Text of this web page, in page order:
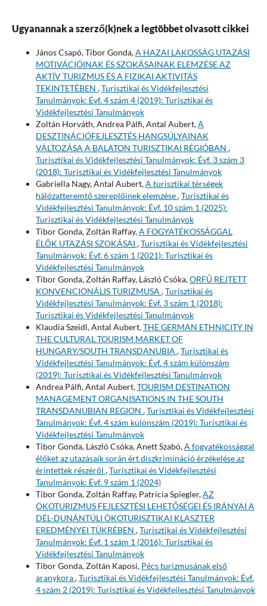
Ugyanannak a szerző(k)nek a legtöbbet olvasott cikkei
János Csapó, Tibor Gonda,A HAZAI LAKOSSÁG UTAZÁSI
MOTIVÁCIÓINAK ÉS SZOKÁSAINAK ELEMZÉSE AZ
AKTÍV TURIZMUS ÉS A FIZIKAI AKTIVITÁS
TEKINTETÉBEN ,Turisztikai és Vidékfejlesztési
Tanulmányok: Évf. 4 szám 4 (2019): Turisztikai és
Vidékfejlesztési Tanulmányok
Zoltán Horváth, Andrea Pálfi, Antal Aubert,A
DESZTINÁCIÓFEJLESZTÉS HANGSÚLYAINAK
VÁLTOZÁSA A BALATON TURISZTIKAI RÉGIÓBAN ,
Turisztikai és Vidékfejlesztési Tanulmányok: Évf. 3 szám 3
(2018): Turisztikai és Vidékfejlesztési Tanulmányok
Gabriella Nagy, Antal Aubert,A turisztikai térségek
hálózatteremtő szereplőinek elemzése,Turisztikai és
Vidékfejlesztési Tanulmányok: Évf. 10 szám 1 (2025):
Turisztikai és Vidékfejlesztési Tanulmányok
Tibor Gonda, Zoltán Raffay,A FOGYATÉKOSSÁGGAL
ÉLŐK UTAZÁSI SZOKÁSAI ,Turisztikai és Vidékfejlesztési
Tanulmányok: Évf. 6 szám 1 (2021): Turisztikai és
Vidékfejlesztési Tanulmányok
Tibor Gonda, Zoltán Raffay, László Csóka,ORFŰ REJTETT
KONVENCIONÁLIS TURIZMUSA,Turisztikai és
Vidékfejlesztési Tanulmányok: Évf. 3 szám 1 (2018):
Turisztikai és Vidékfejlesztési Tanulmányok
Klaudia Szeidl, Antal Aubert,THE GERMAN ETHNICITY IN
THE CULTURAL TOURISM MARKET OF
HUNGARY/SOUTH TRANSDANUBIA,Turisztikai és
Vidékfejlesztési Tanulmányok: Évf. 4 szám különszám
(2019): Turisztikai és Vidékfejlesztési Tanulmányok
Andrea Pálfi, Antal Aubert,TOURISM DESTINATION
MANAGEMENT ORGANISATIONS IN THE SOUTH
TRANSDANUBIAN REGION ,Turisztikai és Vidékfejlesztési
Tanulmányok: Évf. 4 szám különszám (2019): Turisztikai és
Vidékfejlesztési Tanulmányok
Tibor Gonda, László Csóka, Anett Szabó,A fogyatékossággal
élőket az utazásaik során ért diszkrimináció érzékelése az
érintettek részéről ,Turisztikai és Vidékfejlesztési
Tanulmányok: Évf. 9 szám 1 (2024)
Tibor Gonda, Zoltán Raffay, Patrícia Spiegler,AZ
ÖKOTURIZMUS FEJLESZTÉSI LEHETŐSÉGEI ÉS IRÁNYAI A
DÉL-DUNÁNTÚLI ÖKOTURISZTIKAI KLASZTER
EREDMÉNYEI TÜKRÉBEN ,Turisztikai és Vidékfejlesztési
Tanulmányok: Évf. 1 szám 1 (2016): Turisztikai és
Vidékfejlesztési Tanulmányok
Tibor Gonda, Zoltán Kaposi, Pécs turizmusának első
aranykora,Turisztikai és Vidékfejlesztési Tanulmányok: Évf.
4 szám 2 (2019): Turisztikai és Vidékfejlesztési Tanulmányok